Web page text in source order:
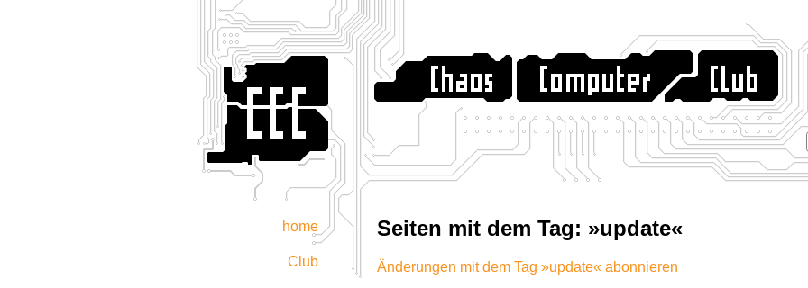
home
Club
Seiten mit dem Tag: »update«
Änderungen mit dem Tag »update« abonnieren